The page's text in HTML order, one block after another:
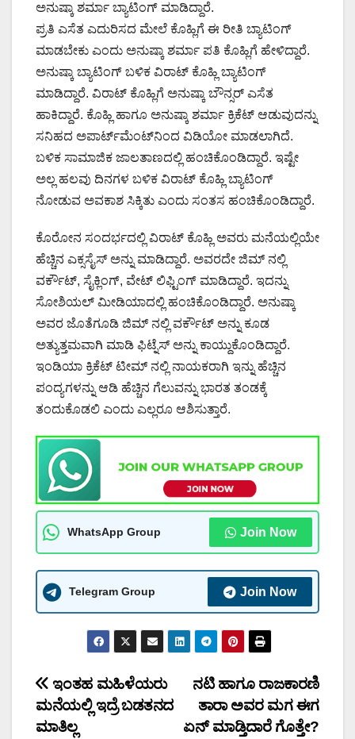
ಅನುಷ್ಕಾ ಶರ್ಮಾ ಬ್ಯಾಟಿಂಗ್ ಮಾಡಿದ್ದಾರೆ.
ಪ್ರತಿ ಎಸೆತ ಎದುರಿಸದ ಮೇಲೆ ಕೊಹ್ಲಿಗೆ ಈ ರೀತಿ ಬ್ಯಾಟಿಂಗ್
ಮಾಡಬೇಕು ಎಂದು ಅನುಷ್ಕಾ ಶರ್ಮಾ ಪತಿ ಕೊಹ್ಲಿಗೆ ಹೇಳಿದ್ದಾರೆ.
ಅನುಷ್ಕಾ ಬ್ಯಾಟಿಂಗ್ ಬಳಿಕ ವಿರಾಟ್ ಕೊಹ್ಲಿ ಬ್ಯಾಟಿಂಗ್
ಮಾಡಿದ್ದಾರೆ. ವಿರಾಟ್ ಕೊಹ್ಲಿಗೆ ಅನುಷ್ಕಾ ಬೌನ್ಸರ್ ಎಸೆತ
ಹಾಕಿದ್ದಾರೆ. ಕೊಹ್ಲಿ ಹಾಗೂ ಅನುಷ್ಕಾ ಶರ್ಮಾ ಕ್ರಿಕೆಟ್ ಆಡುವುದನ್ನು
ಸನಿಹದ ಅಪಾರ್ಟ್‌ಮೆಂಟ್‌ನಿಂದ ವಿಡಿಯೋ ಮಾಡಲಾಗಿದೆ.
ಬಳಿಕ ಸಾಮಾಜಿಕ ಜಾಲತಾಣದಲ್ಲಿ ಹಂಚಿಕೊಂಡಿದ್ದಾರೆ. ಇಷ್ಟೇ
ಅಲ್ಲ ಹಲವು ದಿನಗಳ ಬಳಿಕ ವಿರಾಟ್ ಕೊಹ್ಲಿ ಬ್ಯಾಟಿಂಗ್
ನೋಡುವ ಅವಕಾಶ ಸಿಕ್ಕಿತು ಎಂದು ಸಂತಸ ಹಂಚಿಕೊಂಡಿದ್ದಾರೆ.
ಕೊರೋನ ಸಂದರ್ಭದಲ್ಲಿ ವಿರಾಟ್ ಕೊಹ್ಲಿ ಅವರು ಮನೆಯಲ್ಲಿಯೇ
ಹೆಚ್ಚಿನ ಎಕ್ಸಸೈಸ್ ಅನ್ನು ಮಾಡಿದ್ದಾರೆ. ಅವರದೇ ಜಿಮ್ ನಲ್ಲಿ
ವರ್ಕೌಟ್, ಸೈಕ್ಲಿಂಗ್, ವೇಟ್ ಲಿಫ್ಟಿಂಗ್ ಮಾಡಿದ್ದಾರೆ. ಇದನ್ನು
ಸೋಶಿಯಲ್ ಮೀಡಿಯಾದಲ್ಲಿ ಹಂಚಿಕೊಂಡಿದ್ದಾರೆ. ಅನುಷ್ಕಾ
ಅವರ ಜೊತೆಗೂಡಿ ಜಿಮ್ ನಲ್ಲಿ ವರ್ಕೌಟ್ ಅನ್ನು ಕೂಡ
ಅತ್ಯುತ್ತಮವಾಗಿ ಮಾಡಿ ಫಿಟ್ನೆಸ್ ಅನ್ನು ಕಾಯ್ದುಕೊಂಡಿದ್ದಾರೆ.
ಇಂಡಿಯಾ ಕ್ರಿಕೆಟ್ ಟೀಮ್ ನಲ್ಲಿ ನಾಯಕರಾಗಿ ಇನ್ನು ಹೆಚ್ಚಿನ
ಪಂದ್ಯಗಳನ್ನು ಆಡಿ ಹೆಚ್ಚಿನ ಗೆಲುವನ್ನು ಭಾರತ ತಂಡಕ್ಕೆ
ತಂದುಕೊಡಲಿ ಎಂದು ಎಲ್ಲರೂ ಆಶಿಸುತ್ತಾರೆ.
WhatsApp Group Join Now
Telegram Group Join Now
Post
navigation
ನಟಿ ಹಾಗೂ ರಾಜಕಾರಣಿ
ತಾರಾ ಅವರ ಮಗ ಈಗ
ಏನ್ ಮಾಡ್ತಿದಾರೆ ಗೊತ್ತೇ?
ಇಂತಹ ಮಹಿಳೆಯರು
ಮನೆಯಲ್ಲಿ ಇದ್ರೆ ಬಡತನದ
ಮಾತಿಲ್ಲ